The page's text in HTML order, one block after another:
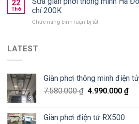
số
phơi
minh
Đống
Đa
22
Th6
chỉ 200K
Chức năng bình luận bị tắtở
Đông
–
Siêu
chỉ
LATEST
Giàn phơi thông minh điện
7.580.000₫ 4.990.000 ₫
Giàn phơi điện tử RX500